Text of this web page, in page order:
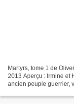
Martyrs, tome 1 de
2013 Aperçu : Irmine et
ancien peuple guerrier,